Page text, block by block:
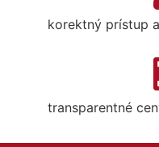
korektný prístup
transparentné